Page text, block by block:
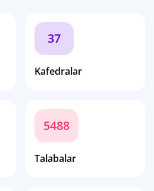
37
Kafedralar
5488
Talabalar